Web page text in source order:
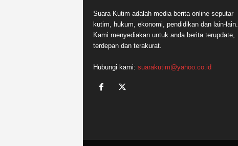
Suara Kutim adalah media berita online seputar
kutim, hukum, ekonomi, pendidikan dan lain-lain.
Kami menyediakan untuk anda berita terupdate,
terdepan dan terakurat.
Hubungi kami: suarakutim@yahoo.co.id